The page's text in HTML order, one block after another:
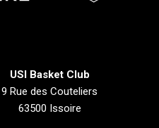
USI Basket Club
9 Rue des Couteliers
63500 Issoire